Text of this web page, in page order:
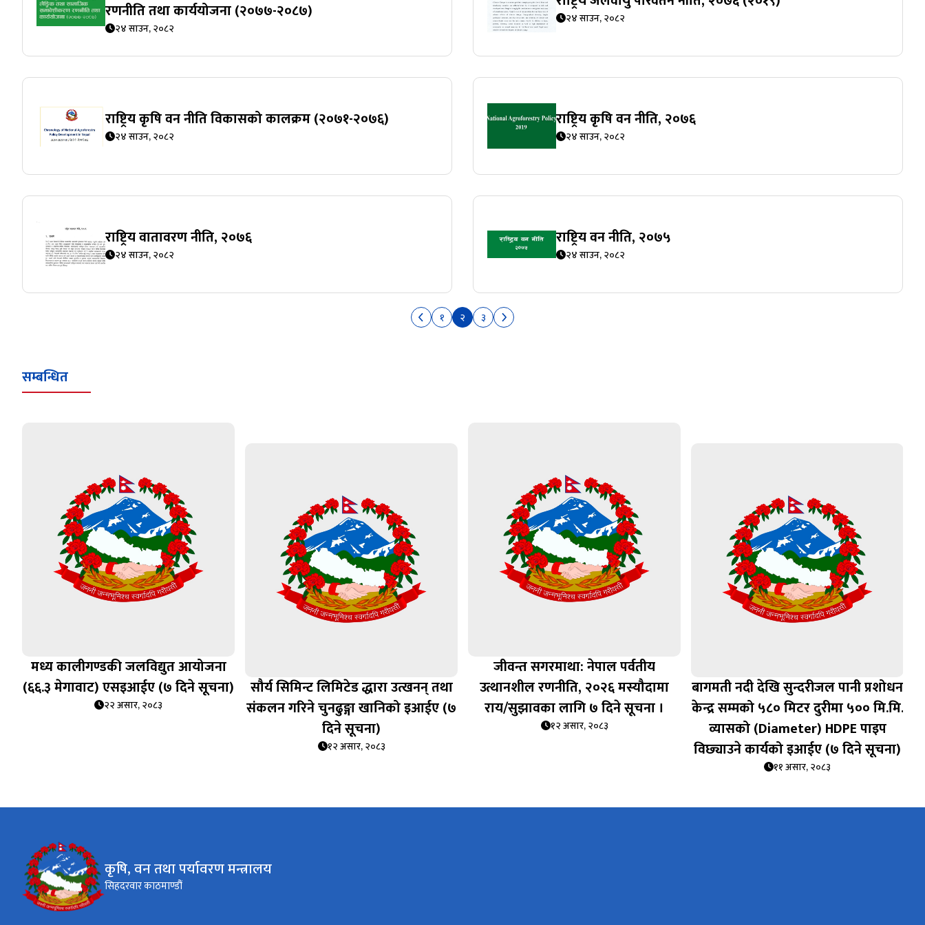
रणनीति तथा कार्ययोजना (२०७७-२०८७)
२४ साउन, २०८२
२४ साउन, २०८२
राष्ट्रिय कृषि वन नीति विकासको कालक्रम (२०७१-२०७६)
२४ साउन, २०८२
राष्ट्रिय कृषि वन नीति, २०७६
२४ साउन, २०८२
राष्ट्रिय वातावरण नीति, २०७६
२४ साउन, २०८२
राष्ट्रिय वन नीति, २०७५
२४ साउन, २०८२
१ २ ३
सम्बन्धित
मध्य कालीगण्डकी जलविद्युत आयोजना
(६६.३ मेगावाट) एसइआईए (७ दिने सूचना)
२२ असार, २०८३
सौर्य सिमिन्ट लिमिटेड द्धारा उत्खनन् तथा
संकलन गरिने चुनढुङ्गा खानिको इआईए (७
दिने सूचना)
१२ असार, २०८३
जीवन्त सगरमाथा: नेपाल पर्वतीय
उत्थानशील रणनीति, २०२६ मस्यौदामा
राय/सुझावका लागि ७ दिने सूचना ।
१२ असार, २०८३
बागमती नदी देखि सुन्दरीजल पानी प्रशोधन
केन्द्र सम्मको ५८० मिटर दुरीमा ५०० मि.मि.
व्यासको (Diameter) HDPE पाइप
विछ्याउने कार्यको इआईए (७ दिने सूचना)
११ असार, २०८३
कृषि, वन तथा पर्यावरण मन्त्रालय
सिहदरवार काठमाण्डौं